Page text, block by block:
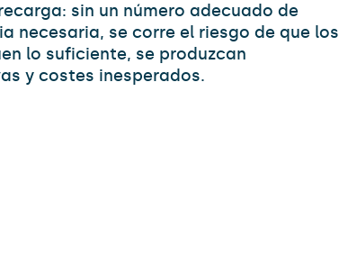
sin un número adecuado de
necesaria, se corre el riesgo de que los
lo suficiente, se produzcan
y costes inesperados.